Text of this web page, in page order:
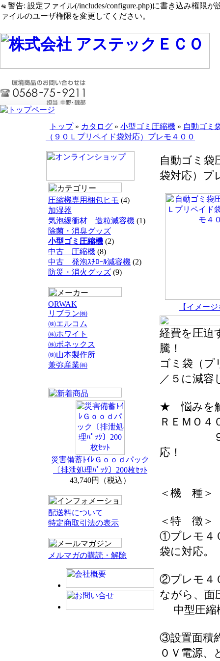
警告: 設定ファイル(/includes/configure.php)に書き込み権限が
ァイルのユーザ権限を変更してください。
トップ» カタログ » 小型ゴミ圧縮機 » 自動ゴミ
（９０Ｌプリペイド袋対応）プレモ４００
圧縮機専用梱包ヒモ (4)
加湿器
気泡緩衝材 造粒減容機 (1)
除菌・消臭グッズ
小型ゴミ圧縮機 (2)
中古 圧縮機 (8)
中古 発泡ｽﾁﾛｰﾙ減容機 (2)
防災・消火グッズ (9)
ORWAK
リブラン㈱
㈱エルコム
㈱ホワイト
㈱ボネックス
㈱山本製作所
兼弥産業㈱
災害備蓄ﾄｲﾚＧｏｏｄパック
〔排泄処理ﾊﾟｯｸ〕200枚ｾｯﾄ
43,740円（税込）
配送料について
特定商取引法の表示
メルマガの購読・解除
自動ゴミ袋
袋対応）プ
【イメー
経費を圧迫
騰！
ゴミ袋（プ
／５に減容
★ 悩みを
ＲＥＭＯ
９０ℓ
応！
＜機 種＞
＜特 徴＞
①プレモ４
袋に対応。
②プレモ４
ながら、面
中型圧縮
③設置面積
０Ｖ電源